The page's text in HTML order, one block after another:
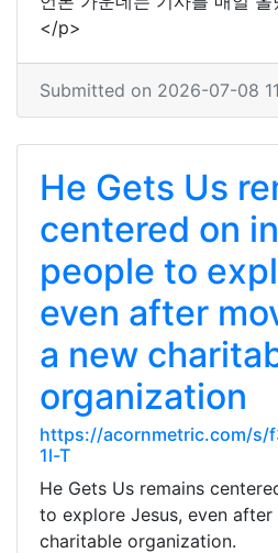
</p>
Submitted on 2026-07-08
He Gets Us
centered on
people to
even after
a new
organization
https://acornmetric.com/s/
1l-T
He Gets Us remains
to explore Jesus, even
charitable organization.